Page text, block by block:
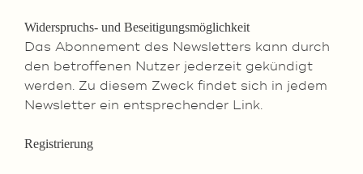
Widerspruchs- und Beseitigungsmöglichkeit
Das Abonnement des Newsletters kann durch
den betroffenen Nutzer jederzeit gekündigt
werden. Zu diesem Zweck findet sich in jedem
Newsletter ein entsprechender Link.
Registrierung